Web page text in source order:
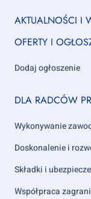
Footer
1
AKTUALNOŚCI I
OFERTY I
Dodaj ogłoszenie
Footer
2
DLA RADCÓW
Wykonywanie
Doskonalenie i
Składki i
Współpraca